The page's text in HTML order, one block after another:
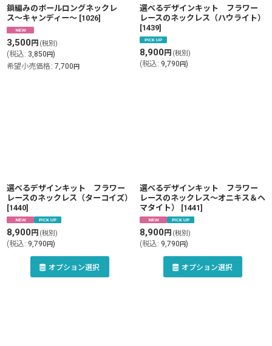
鎖編みのボールロングネックレ
ス〜キャンディー〜 [1026]
3,500円 (税別)
(税込: 3,850円)
希望小売価格 : 7,700円
選べるデザインキット フラワー
レースのネックレス（ハウライト）
[1439]
8,900円 (税別)
(税込: 9,790円)
選べるデザインキット フラワー
レースのネックレス（ターコイズ）
[1440]
8,900円 (税別)
(税込: 9,790円)
オプション選択
選べるデザインキット フラワー
レースのネックレス〜オニキス＆ヘ
マタイト）
[1441]
8,900円 (税別)
(税込: 9,790円)
オプション選択